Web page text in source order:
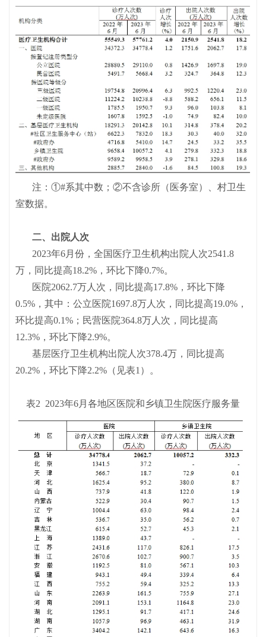
注：①#系其中数；②不含诊所（医务室）、村卫生
室数据。
二、出院人次
2023年6月份，全国医疗卫生机构出院人次2541.8
万，同比提高18.2%，环比下降0.7%。
医院2062.7万人次，同比提高17.8%，环比下降
0.5%，其中：公立医院1697.8万人次，同比提高19.0%，
环比提高0.1%；民营医院364.8万人次，同比提高
12.3%，环比下降2.9%。
基层医疗卫生机构出院人次378.4万，同比提高
20.2%，环比下降2.2%（见表1）。
表2 2023年6月各地区医院和乡镇卫生院医疗服务量